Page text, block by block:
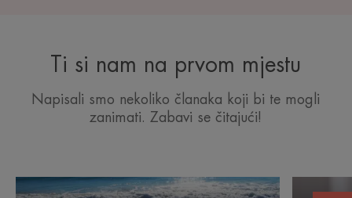
Ti si nam na prvom mjestu
Napisali smo nekoliko članaka koji bi te mogli
zanimati. Zabavi se čitajući!